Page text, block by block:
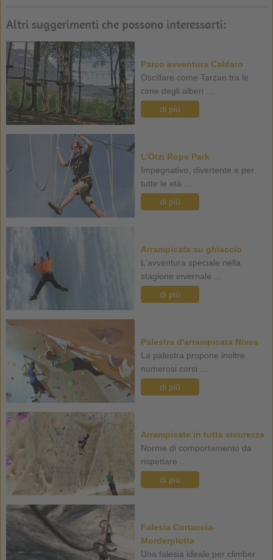
Altri suggerimenti che possono interessarti:
Parco avventura Caldaro
Oscillare come Tarzan tra le
cime degli alberi ...
di più
L'Ötzi Rope Park
Impegnativo, divertente e per
tutte le età ...
di più
Arrampicata su ghiaccio
L'avventura speciale nella
stagione invernale ...
di più
Palestra d'arrampicata Nives
La palestra propone inoltre
numerosi corsi ...
di più
Arrampicate in tutta sicurezza
Norme di comportamento da
rispettare ...
di più
Falesia Cortaccia-
Morderplotta
Una falesia ideale per climber